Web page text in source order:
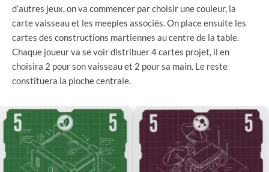
d’autres jeux, on va commencer par choisir une couleur, la
carte vaisseau et les meeples associés. On place ensuite les
cartes des constructions martiennes au centre de la table.
Chaque joueur va se voir distribuer 4 cartes projet, il en
choisira 2 pour son vaisseau et 2 pour sa main. Le reste
constituera la pioche centrale.